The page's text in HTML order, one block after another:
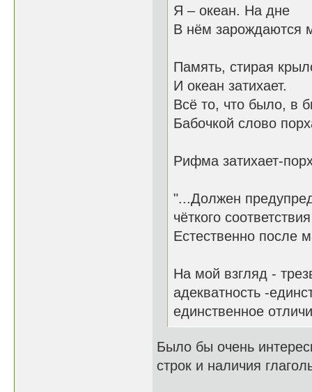
Я – океан. На дне
В нём зарождаются
Память, стирая
И океан затихает.
Всё то, что было, в
Бабочкой слово
Рифма затихает-
"...Должен
чёткого
Естественно после
На мой взгляд -
адекватность -
единственное
Было бы очень
строк и наличия